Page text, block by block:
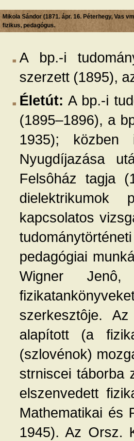
Mikola Sándor (1871. ápr. 16. Péterhegy, Vas
fizikus, pedagógus.
A bp.-i
szerzett (1895),
Életút: A bp.-i
(1895–1896), a
1935); közben
Nyugdíjazása
Felsôház tagja
dielektrikumok
kapcsolatos
pedagógiai
Wigner
szerkesztôje.
alapított (a
(szlovénok)
strniscei táborba
elszenvedett
Mathematikai és
1945). Az Orsz.